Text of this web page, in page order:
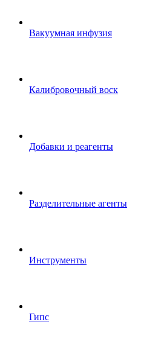
Вакуумная инфузия
Калибровочный воск
Добавки и реагенты
Разделительные агенты
Инструменты
Гипс